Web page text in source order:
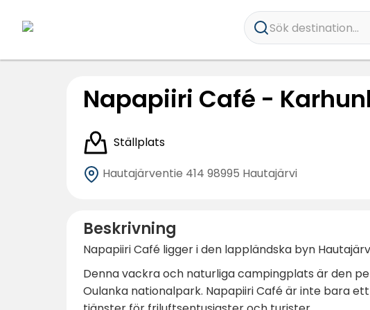
Sök destination...
Napapiiri Café -
Ställplats
Hautajärventie 414 98995 Hautajärvi
Beskrivning
Napapiiri Café ligger i den lappländska byn
Denna vackra och naturliga campingplats är den
Oulanka nationalpark. Napapiiri Café är inte bara